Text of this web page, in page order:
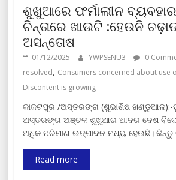
ଶୁଖୁଆରେ ଫର୍ମାଲୀନ
ଚିନ୍ତାରେ ଖାଉଟି :ହେଉନି
ଅସନ୍ତୋଷ
01/12/2025 YWPSENU3 0
resolved, Consumers concerned about use
Discontent is growing
କାକଟପୁର /ଅସ୍ତରଙ୍ଗ (ଶୁଭାଶିଷ ଖଣ୍ଡୁଆଳ):-
ଅସ୍ତରଙ୍ଗ ଅଞ୍ଚଳ ଶୁଖୁଆର ଆଦର ଦେଶ
ଅଧିକ ପରିମାଣ ଉତ୍ପାଦନ ମଧ୍ୟ ହେଉଛି। କିନ୍ତୁ
Read more